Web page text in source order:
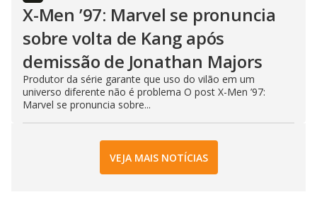
X-Men ’97: Marvel se pronuncia
sobre volta de Kang após
demissão de Jonathan Majors
Produtor da série garante que uso do vilão em um
universo diferente não é problema O post X-Men ’97:
Marvel se pronuncia sobre...
VEJA MAIS NOTÍCIAS